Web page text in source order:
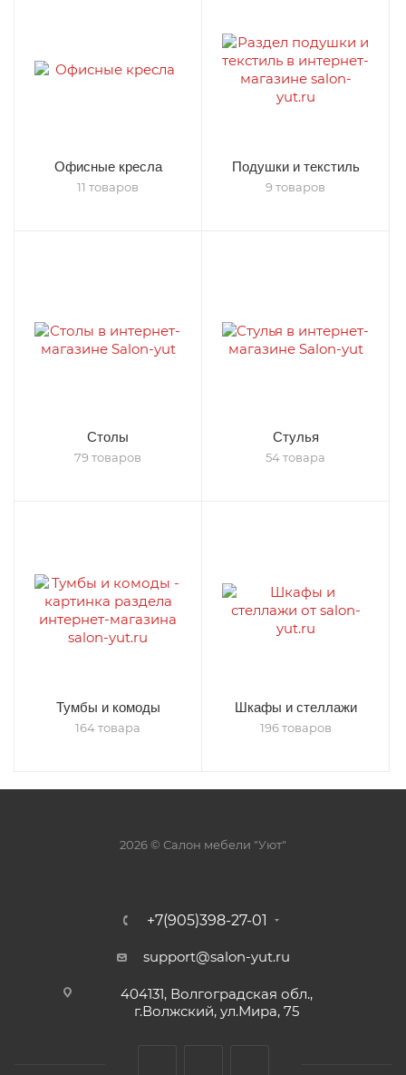
Офисные кресла
11 товаров
Подушки и текстиль
9 товаров
Столы
79 товаров
Стулья
54 товара
Тумбы и комоды
164 товара
Шкафы и стеллажи
196 товаров
2026 © Салон мебели "Уют"
+7(905)398-27-01
support@salon-yut.ru
404131, Волгоградская обл.,
г.Волжский, ул.Мира, 75